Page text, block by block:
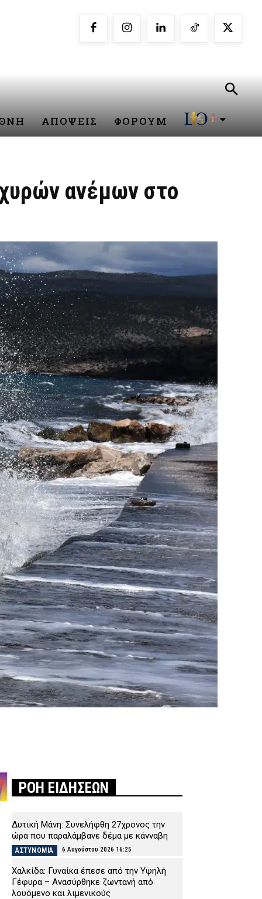
ΑΠΟΨΕΙΣ ΦΟΡΟΥΜ
ανέμων στο
ΡΟΗ ΕΙΔΗΣΕΩΝ
Δυτική Μάνη: Συνελήφθη 27χρονος την
ώρα που παραλάμβανε δέμα με κάνναβη
ΑΣΤΥΝΟΜΙΑ 6 Αυγούστου 2026 16:25
Χαλκίδα: Γυναίκα έπεσε από την Υψηλή
Γέφυρα – Ανασύρθηκε ζωντανή από
λουόμενο και λιμενικούς